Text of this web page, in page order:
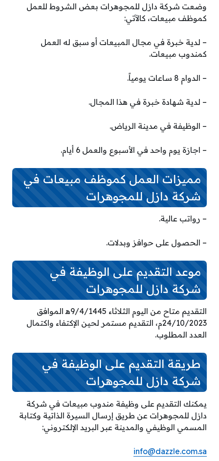
وضعت شركة دازل للمجوهرات بعض الشروط للعمل
كموظف مبيعات، كالآتي:
– لدية خبرة في مجال المبيعات أو سبق له العمل
كمندوب مبيعات.
– الدوام 8 ساعات يومياً.
– لدية شهادة خبرة في هذا المجال.
– الوظيفة في مدينة الرياض.
– اجازة يوم واحد في الأسبوع والعمل 6 أيام.
مميزات العمل كموظف مبيعات في
شركة دازل للمجوهرات
– رواتب عالية.
– الحصول على حوافز وبدلات.
موعد التقديم على الوظيفة في
شركة دازل للمجوهرات
التقديم متاح من اليوم الثلاثاء 9/4/1445ه‍ الموافق
24/10/2023م، التقديم مستمر لحين الإكتفاء واكتمال
العدد المطلوب.
طريقة التقديم على الوظيفة في
شركة دازل للمجوهرات
يمكنك التقديم على وظيفة مندوب مبيعات في شركة
دازل للمجوهرات عن طريق إرسال السيرة الذاتية وكتابة
المسمي الوظيفي والمدينة عبر البريد الإلكتروني:
info@dazzle.com.sa